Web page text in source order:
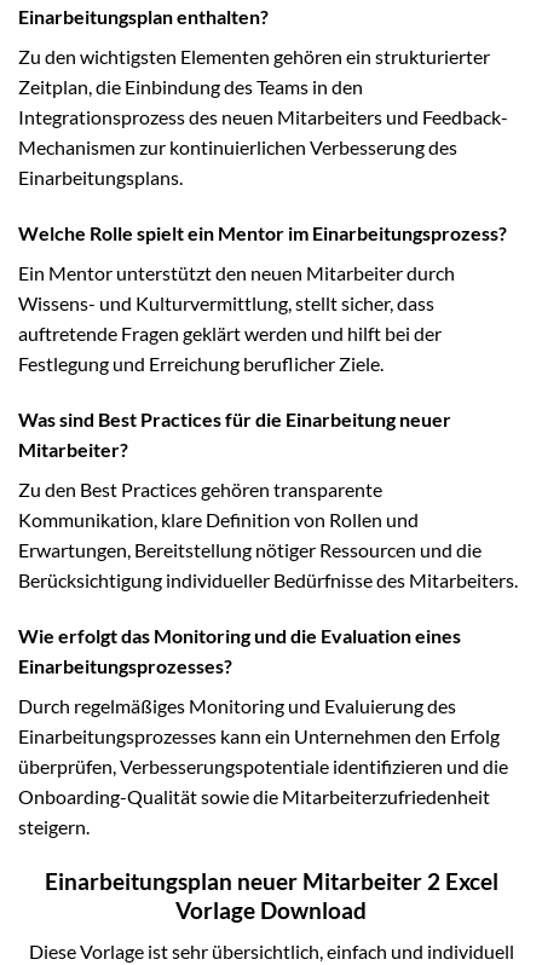
Einarbeitungsplan enthalten?
Zu den wichtigsten Elementen gehören ein strukturierter
Zeitplan, die Einbindung des Teams in den
Integrationsprozess des neuen Mitarbeiters und Feedback-
Mechanismen zur kontinuierlichen Verbesserung des
Einarbeitungsplans.
Welche Rolle spielt ein Mentor im Einarbeitungsprozess?
Ein Mentor unterstützt den neuen Mitarbeiter durch
Wissens- und Kulturvermittlung, stellt sicher, dass
auftretende Fragen geklärt werden und hilft bei der
Festlegung und Erreichung beruflicher Ziele.
Was sind Best Practices für die Einarbeitung neuer
Mitarbeiter?
Zu den Best Practices gehören transparente
Kommunikation, klare Definition von Rollen und
Erwartungen, Bereitstellung nötiger Ressourcen und die
Berücksichtigung individueller Bedürfnisse des Mitarbeiters.
Wie erfolgt das Monitoring und die Evaluation eines
Einarbeitungsprozesses?
Durch regelmäßiges Monitoring und Evaluierung des
Einarbeitungsprozesses kann ein Unternehmen den Erfolg
überprüfen, Verbesserungspotentiale identifizieren und die
Onboarding-Qualität sowie die Mitarbeiterzufriedenheit
steigern.
Einarbeitungsplan neuer Mitarbeiter 2 Excel
Vorlage Download
Diese Vorlage ist sehr übersichtlich, einfach und individuell